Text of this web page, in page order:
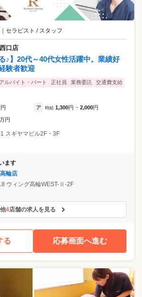
｜ セラピスト / スタッフ
口店
♪】20代～40代女性活躍中。業績好
験者歓迎
アルバイト・パート 正社員 業務委託
交通費支給
ア 時給 1,300円 ~ 2,000円
万円
スギヤマビル2F・3F
ます
輪店
ウィング高輪WEST-Ⅱ-2F
他4店舗の求人を見る
る 応募画面へ進む